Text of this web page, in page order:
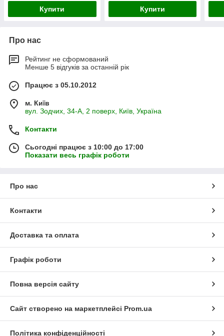
Купити Купити
Про нас
Рейтинг не сформований
Менше 5 відгуків за останній рік
Працює з 05.10.2012
м. Київ
вул. Зодчих, 34-А, 2 поверх, Київ, Україна
Контакти
Сьогодні працює з 10:00 до 17:00
Показати весь графік роботи
Про нас
Контакти
Доставка та оплата
Графік роботи
Повна версія сайту
Сайт створено на маркетплейсі Prom.ua
Політика конфіденційності